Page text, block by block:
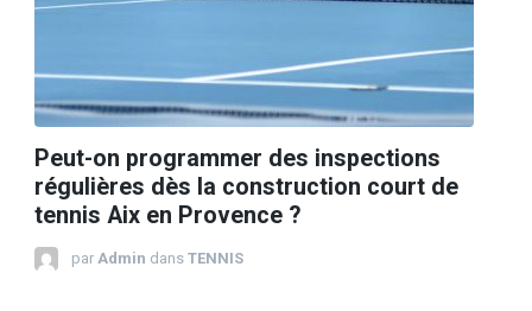
Peut-on programmer des inspections
régulières dès la construction court de
tennis Aix en Provence ?
par Admin dans TENNIS